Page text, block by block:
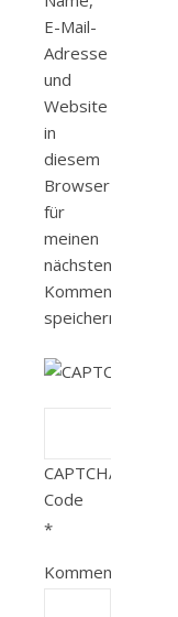
E-Mail-
Adresse
und
Website
in
diesem
Browser
für
meinen
nächsten
Kommentar
speichern.
CAPTCHA
Code
*
Kommentar